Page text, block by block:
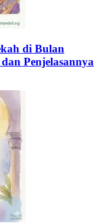
di Bulan
Penjelasannya